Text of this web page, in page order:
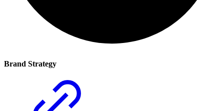
Brand Strategy